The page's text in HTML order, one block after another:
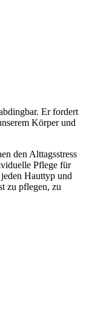
Er fordert
Körper und
den Alttagsstress
Pflege für
Hauttyp und
zu pflegen, zu